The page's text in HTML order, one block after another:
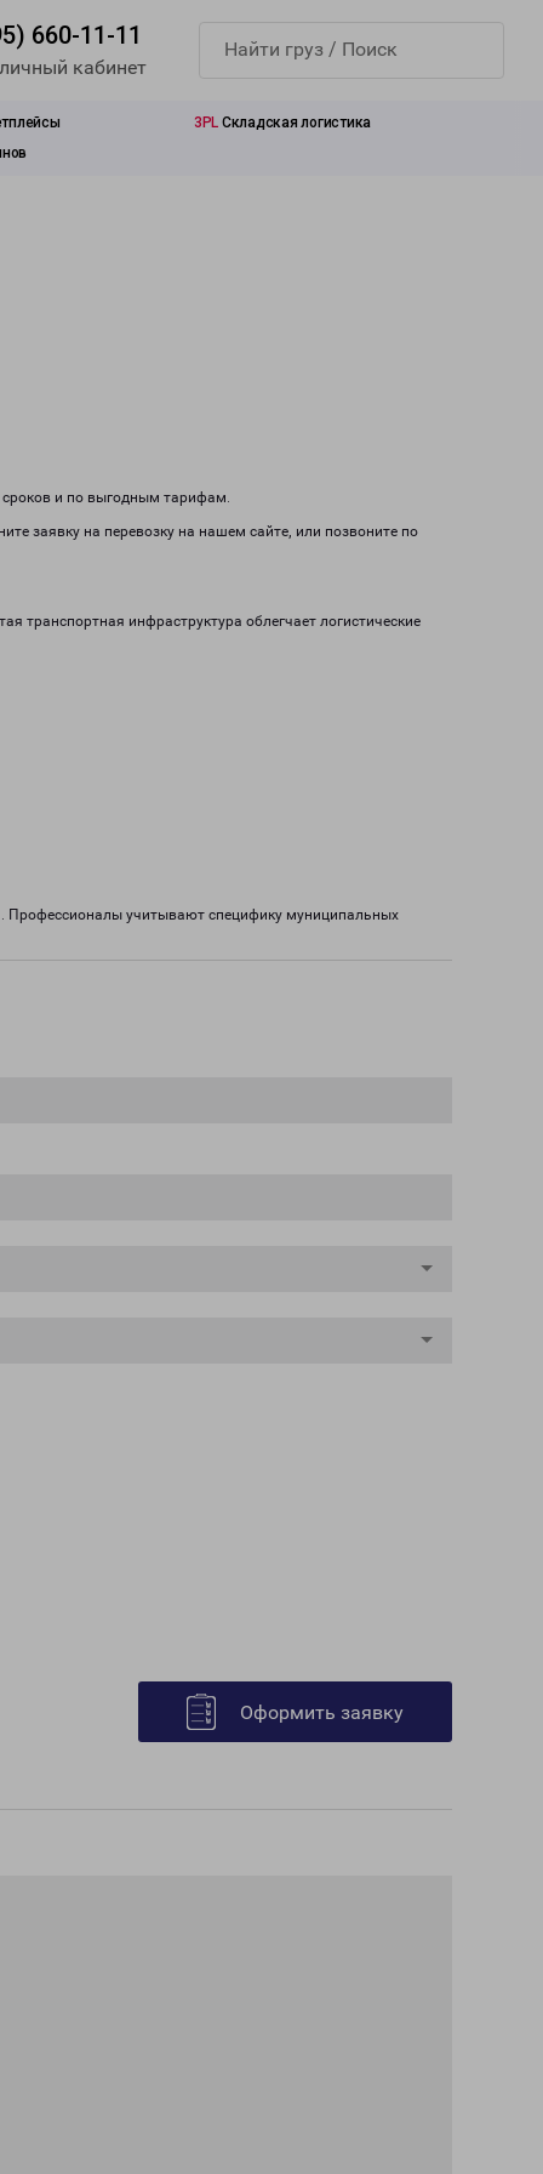
660-11-11
кабинет
3PL Складская логистика
сроков и по выгодным тарифам.
заявку на перевозку на нашем сайте, или позвоните по
транспортная инфраструктура облегчает логистические
Профессионалы учитывают специфику муниципальных
Оформить заявку